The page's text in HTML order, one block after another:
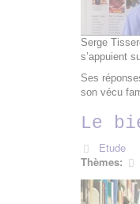
Serge
s’appuient
Ses
son vécu
Le
Etude
Thèmes: